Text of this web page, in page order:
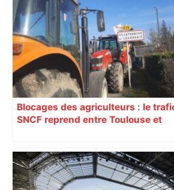
Blocages des agriculteurs : le
SNCF reprend entre Toulouse et